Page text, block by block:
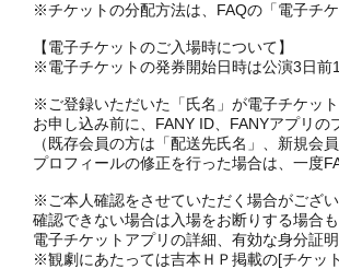
※チケットの分配方法は、FAQの「電子チ
【電子チケットのご入場時について】
※電子チケットの発券開始日時は公演3日前
※ご登録いただいた「氏名」が電子チケット
お申し込み前に、FANY ID、FANYアプリ
（既存会員の方は「配送先氏名」、新規会
プロフィールの修正を行った場合は、一度
※ご本人確認をさせていただく場合がござ
確認できない場合は入場をお断りする場合
電子チケットアプリの詳細、有効な身分証
※観劇にあたっては吉本ＨＰ掲載の[チケッ